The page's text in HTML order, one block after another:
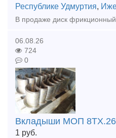
Республике Удмуртия,
В продаже диск
06.08.26
724
0
Вкладыши МОП
1 руб.